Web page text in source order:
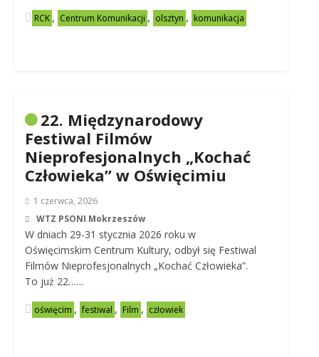
RCK , Centrum Komunikacji , olsztyn , komunikacja
22. Międzynarodowy
Festiwal Filmów
Nieprofesjonalnych „Kochać
Człowieka” w Oświęcimiu
1 czerwca, 2026
WTZ PSONI Mokrzeszów
W dniach 29-31 stycznia 2026 roku w
Oświęcimskim Centrum Kultury, odbył się Festiwal
Filmów Nieprofesjonalnych „Kochać Człowieka”.
To już 22……
oświęcim , festiwal , Film , człowiek